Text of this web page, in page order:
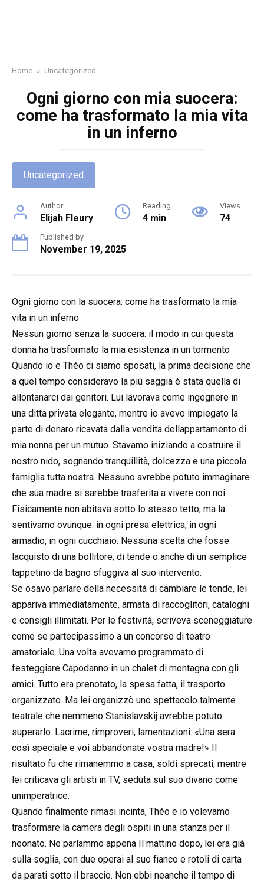
Home » Uncategorized
Ogni giorno con mia suocera:
come ha trasformato la mia vita
in un inferno
Uncategorized
Author
Elijah Fleury
Reading
4 min
Views
74
Published by
November 19, 2025
Ogni giorno con la suocera: come ha trasformato la mia
vita in un inferno
Nessun giorno senza la suocera: il modo in cui questa
donna ha trasformato la mia esistenza in un tormento
Quando io e Théo ci siamo sposati, la prima decisione che
a quel tempo consideravo la più saggia è stata quella di
allontanarci dai genitori. Lui lavorava come ingegnere in
una ditta privata elegante, mentre io avevo impiegato la
parte di denaro ricavata dalla vendita dellappartamento di
mia nonna per un mutuo. Stavamo iniziando a costruire il
nostro nido, sognando tranquillità, dolcezza e una piccola
famiglia tutta nostra. Nessuno avrebbe potuto immaginare
che sua madre si sarebbe trasferita a vivere con noi
Fisicamente non abitava sotto lo stesso tetto, ma la
sentivamo ovunque: in ogni presa elettrica, in ogni
armadio, in ogni cucchiaio. Nessuna scelta che fosse
lacquisto di una bollitore, di tende o anche di un semplice
tappetino da bagno sfuggiva al suo intervento.
Se osavo parlare della necessità di cambiare le tende, lei
appariva immediatamente, armata di raccoglitori, cataloghi
e consigli illimitati. Per le festività, scriveva sceneggiature
come se partecipassimo a un concorso di teatro
amatoriale. Una volta avevamo programmato di
festeggiare Capodanno in un chalet di montagna con gli
amici. Tutto era prenotato, la spesa fatta, il trasporto
organizzato. Ma lei organizzò uno spettacolo talmente
teatrale che nemmeno Stanislavskij avrebbe potuto
superarlo. Lacrime, rimproveri, lamentazioni: «Una sera
così speciale e voi abbandonate vostra madre!» Il
risultato fu che rimanemmo a casa, soldi sprecati, mentre
lei criticava gli artisti in TV, seduta sul suo divano come
unimperatrice.
Quando finalmente rimasi incinta, Théo e io volevamo
trasformare la camera degli ospiti in una stanza per il
neonato. Ne parlammo appena Il mattino dopo, lei era già
sulla soglia, con due operai al suo fianco e rotoli di carta
da parati sotto il braccio. Non ebbi neanche il tempo di